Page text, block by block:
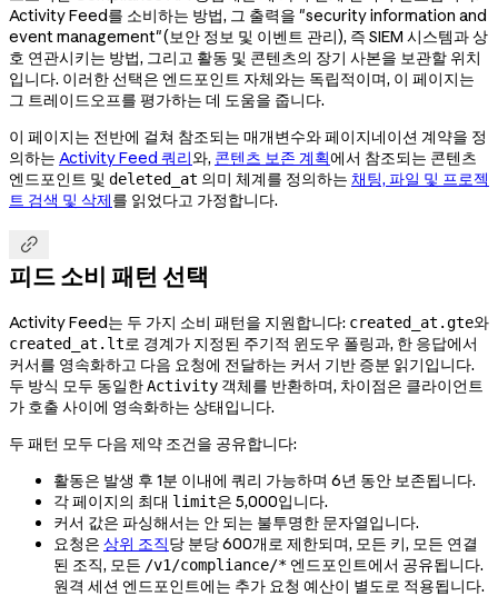
Activity Feed를 소비하는 방법, 그 출력을 "security information and
event management"(보안 정보 및 이벤트 관리), 즉 SIEM 시스템과 상
호 연관시키는 방법, 그리고 활동 및 콘텐츠의 장기 사본을 보관할 위치
입니다. 이러한 선택은 엔드포인트 자체와는 독립적이며, 이 페이지는
그 트레이드오프를 평가하는 데 도움을 줍니다.
이 페이지는 전반에 걸쳐 참조되는 매개변수와 페이지네이션 계약을 정
의하는 Activity Feed 쿼리와, 콘텐츠 보존 계획에서 참조되는 콘텐츠
엔드포인트 및 deleted_at 의미 체계를 정의하는 채팅, 파일 및 프로젝
트 검색 및 삭제를 읽었다고 가정합니다.

피드 소비 패턴 선택
Activity Feed는 두 가지 소비 패턴을 지원합니다: created_at.gte와
created_at.lt로 경계가 지정된 주기적 윈도우 폴링과, 한 응답에서
커서를 영속화하고 다음 요청에 전달하는 커서 기반 증분 읽기입니다.
두 방식 모두 동일한Activity 객체를 반환하며, 차이점은 클라이언트
가 호출 사이에 영속화하는 상태입니다.
두 패턴 모두 다음 제약 조건을 공유합니다:
활동은 발생 후 1분 이내에 쿼리 가능하며 6년 동안 보존됩니다.
각 페이지의 최대 limit은 5,000입니다.
커서 값은 파싱해서는 안 되는 불투명한 문자열입니다.
요청은 상위 조직당 분당 600개로 제한되며, 모든 키, 모든 연결
된 조직, 모든 /v1/compliance/* 엔드포인트에서 공유됩니다.
원격 세션 엔드포인트에는 추가 요청 예산이 별도로 적용됩니다.